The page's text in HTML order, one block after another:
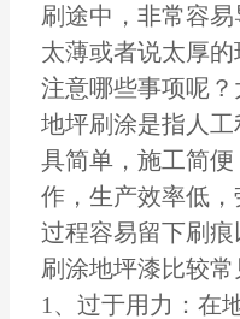
刷途中，非常容
太薄或者说太厚
注意哪些事项呢？
地坪刷涂是指人
具简单，施工简
作，生产效率低
过程容易留下刷
刷涂地坪漆比较常
1、过于用力：在